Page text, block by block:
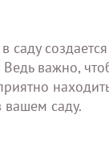
Ведь важно,
вашем саду.